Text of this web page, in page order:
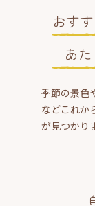
おす
あ
季節の景色
などこれか
が見つかり